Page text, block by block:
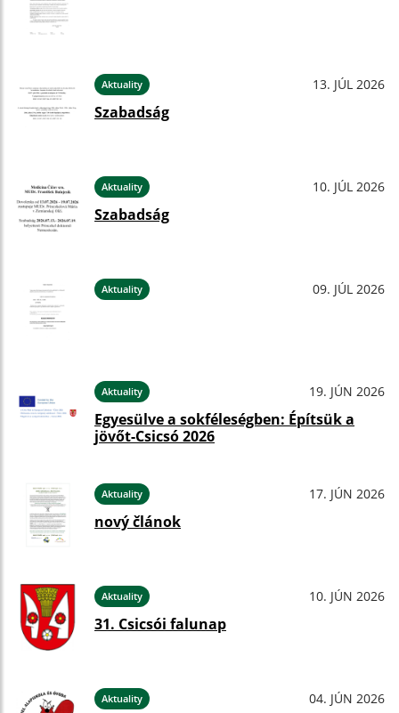
Aktuality 13. JÚL 2026
Szabadság
Aktuality 10. JÚL 2026
Szabadság
Aktuality 09. JÚL 2026
Aktuality 19. JÚN 2026
Egyesülve a sokféleségben: Építsük a
jövőt-Csicsó 2026
Aktuality 17. JÚN 2026
nový článok
Aktuality 10. JÚN 2026
31. Csicsói falunap
Aktuality 04. JÚN 2026